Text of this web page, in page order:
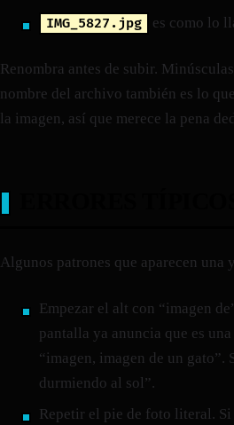
IMG_5827.jpg
es como lo
Renombra antes de subir.
nombre del archivo también es lo
la imagen, así que merece la pena
Algunos patrones que aparecen una
Empezar el alt con “imagen
pantalla ya anuncia que es
“imagen, imagen de un gato”.
durmiendo al sol”.
Repetir el pie de foto literal.